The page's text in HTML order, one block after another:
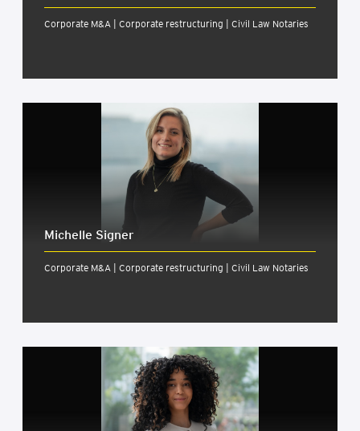
Corporate M&A | Corporate restructuring | Civil Law Notaries
Michelle Signer
Corporate M&A | Corporate restructuring | Civil Law Notaries